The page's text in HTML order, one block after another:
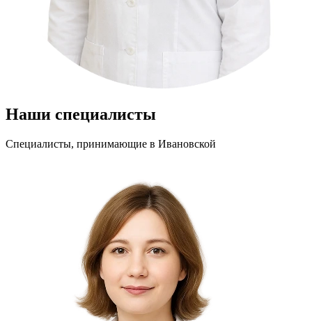
Наши специалисты
Специалисты, принимающие в Ивановской